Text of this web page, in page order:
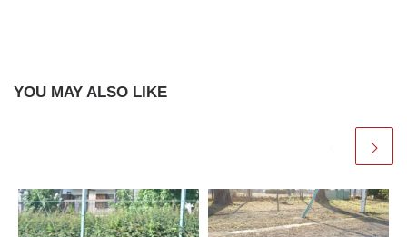
YOU MAY ALSO LIKE